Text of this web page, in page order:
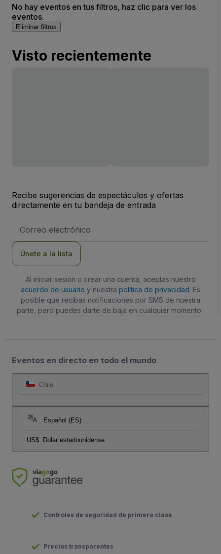
No hay eventos en tus filtros, haz clic para ver los
eventos.
Eliminar filtros
Visto recientemente
Recibe sugerencias de espectáculos y ofertas
directamente en tu bandeja de entrada
de
Únete a la lista
Al iniciar sesión o crear una cuenta, aceptas nuestro
acuerdo de usuario y nuestra política de privacidad. Es
posible que recibas notificaciones por SMS de nuestra
parte, pero puedes darte de baja en cualquier momento.
Eventos en directo en todo el mundo
Chile
Español (ES)
US$ Dolar estadounidense
Controles de seguridad de primera clase
Precios transparentes